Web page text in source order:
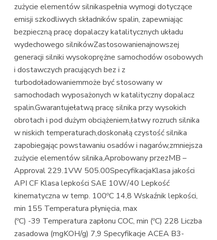
zużycie elementów silnikaspełnia wymogi dotyczące
emisji szkodliwych składników spalin, zapewniając
bezpieczną pracę dopalaczy katalitycznych układu
wydechowego silnikówZastosowanienajnowszej
generacji silniki wysokoprężne samochodów osobowych
i dostawczych pracujących bez i z
turbodoładowaniemmoże być stosowany w
samochodach wyposażonych w katalityczny dopalacz
spalin.Gwarantujełatwą pracę silnika przy wysokich
obrotach i pod dużym obciążeniem,łatwy rozruch silnika
w niskich temperaturach,doskonałą czystość silnika
zapobiegając powstawaniu osadów i nagarów,zmniejsza
zużycie elementów silnika,Aprobowany przezMB –
Approval 229.1VW 505.00SpecyfikacjaKlasa jakości
API CF Klasa lepkości SAE 10W/40 Lepkość
kinematyczna w temp. 100ºC 14,8 Wskaźnik lepkości,
min 155 Temperatura płynięcia, max
(ºC) -39 Temperatura zapłonu COC, min (ºC) 228 Liczba
zasadowa (mgKOH/g) 7,9 Specyfikacje ACEA B3-